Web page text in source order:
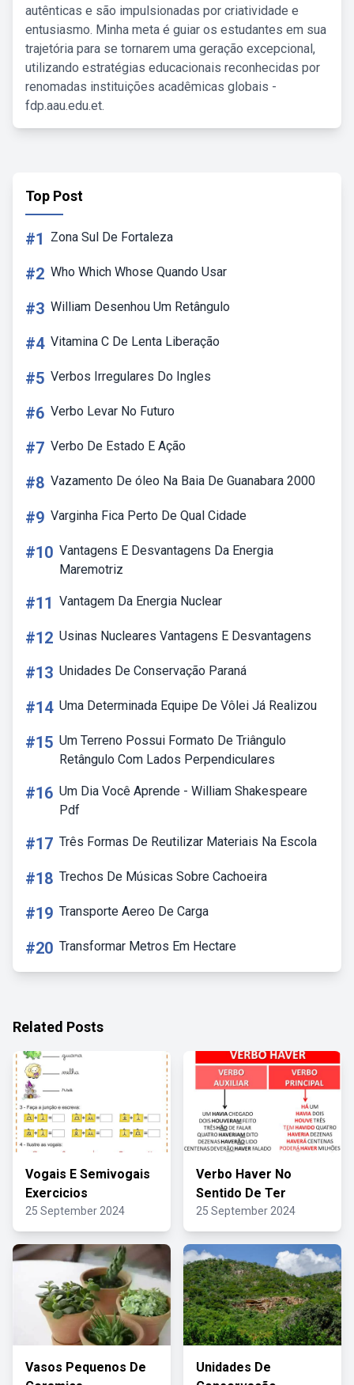
autênticas e são impulsionadas por criatividade e
entusiasmo. Minha meta é guiar os estudantes em sua
trajetória para se tornarem uma geração excepcional,
utilizando estratégias educacionais reconhecidas por
renomadas instituições acadêmicas globais -
fdp.aau.edu.et.
Top Post
#1 Zona Sul De Fortaleza
#2 Who Which Whose Quando Usar
#3 William Desenhou Um Retângulo
#4 Vitamina C De Lenta Liberação
#5 Verbos Irregulares Do Ingles
#6 Verbo Levar No Futuro
#7 Verbo De Estado E Ação
#8 Vazamento De óleo Na Baia De Guanabara 2000
#9 Varginha Fica Perto De Qual Cidade
#10 Vantagens E Desvantagens Da Energia
Maremotriz
#11 Vantagem Da Energia Nuclear
#12 Usinas Nucleares Vantagens E Desvantagens
#13 Unidades De Conservação Paraná
#14 Uma Determinada Equipe De Vôlei Já Realizou
#15 Um Terreno Possui Formato De Triângulo
Retângulo Com Lados Perpendiculares
#16 Um Dia Você Aprende - William Shakespeare
Pdf
#17 Três Formas De Reutilizar Materiais Na Escola
#18 Trechos De Músicas Sobre Cachoeira
#19 Transporte Aereo De Carga
#20 Transformar Metros Em Hectare
Related Posts
Vogais E Semivogais
Exercicios
25 September 2024
Verbo Haver No
Sentido De Ter
25 September 2024
Vasos Pequenos De
Unidades De